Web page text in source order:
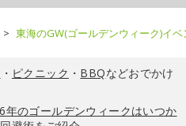
東海のGW(ゴールデンウィーク)イ
・ ピクニック ・ BBQなどおでかけ
年のゴールデンウィークはいつか